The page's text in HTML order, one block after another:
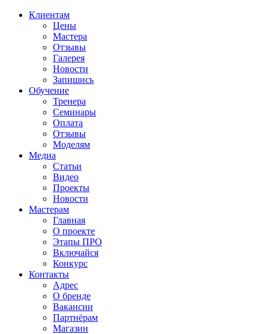
Клиентам
Цены
Мастера
Отзывы
Галерея
Новости
Запишись
Обучение
Тренера
Семинары
Оплата
Отзывы
Моделям
Медиа
Статьи
Видео
Проекты
Новости
Мастерам
Главная
О проекте
Этапы ПРО
Включайся
Конкурс
Контакты
Адрес
О бренде
Вакансии
Партнёрам
Магазин